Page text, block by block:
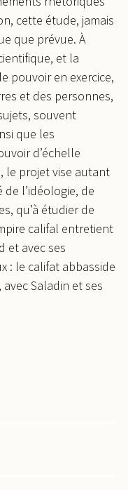
cette étude, jamais
que prévue. À
et la
pouvoir en exercice,
et des personnes,
souvent
que les
d’échelle
le projet vise autant
l’idéologie, de
qu’à étudier de
califal entretient
et avec ses
: le califat abbasside
Saladin et ses